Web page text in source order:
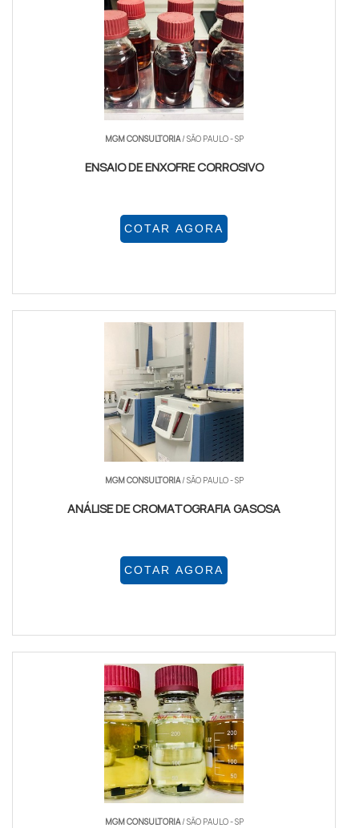
MGM CONSULTORIA/ SÃO PAULO - SP
ENSAIO DE ENXOFRE CORROSIVO
COTAR AGORA
MGM CONSULTORIA/ SÃO PAULO - SP
ANÁLISE DE CROMATOGRAFIA GASOSA
COTAR AGORA
MGM CONSULTORIA/ SÃO PAULO - SP